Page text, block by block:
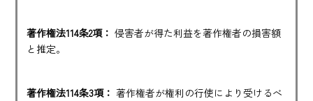
著作権法114条2項： 侵害者が得た利益を著作権者の損害額
と推定。
著作権法114条3項： 著作権者が権利の行使により受けるべ